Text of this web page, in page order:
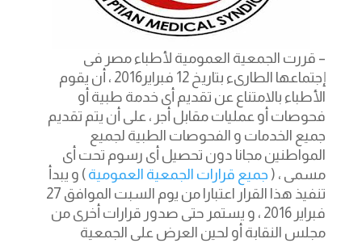
– قررت الجمعية العمومية لأطباء مصر فى
إجتماعها الطارىء بتاريخ 12 فبراير2016 ، أن يقوم
الأطباء بالامتناع عن تقديم أى خدمة طبية أو
فحوصات أو عمليات مقابل أجر ، على أن يتم تقديم
جميع الخدمات و الفحوصات الطبية لجميع
المواطنين مجانا دون تحصيل أى رسوم تحت أى
مسمى ، ( جميع قرارات الجمعية العمومية ) و يبدأ
تنفيذ هذا القرار اعتبارا من يوم السبت الموافق 27
فبراير 2016 ، و يستمر حتى صدور قرارات أخرى من
مجلس النقابة أو لحين العرض على الجمعية